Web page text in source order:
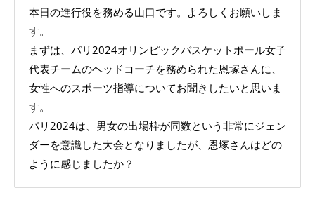
本日の進行役を務める山口です。よろしくお願いしま
す。
まずは、パリ2024オリンピックバスケットボール女子
代表チームのヘッドコーチを務められた恩塚さんに、
女性へのスポーツ指導についてお聞きしたいと思いま
す。
パリ2024は、男女の出場枠が同数という非常にジェン
ダーを意識した大会となりましたが、恩塚さんはどの
ように感じましたか？